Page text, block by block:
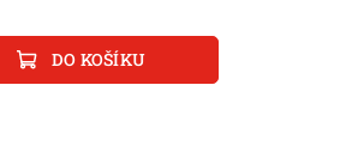
DO KOŠÍKU